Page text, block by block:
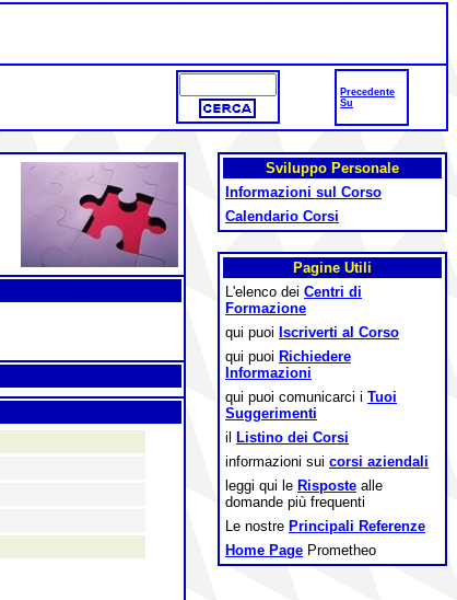
Precedente
Su
Sviluppo Personale
Informazioni sul Corso
Calendario Corsi
Pagine Utili
L'elenco dei Centri di
Formazione
qui puoi Iscriverti al Corso
qui puoi Richiedere
Informazioni
qui puoi comunicarci i Tuoi
Suggerimenti
il
Listino dei Corsi
informazioni sui corsi aziendali
leggi qui le Risposte alle
domande più frequenti
Le nostre Principali Referenze
Home Page Prometheo